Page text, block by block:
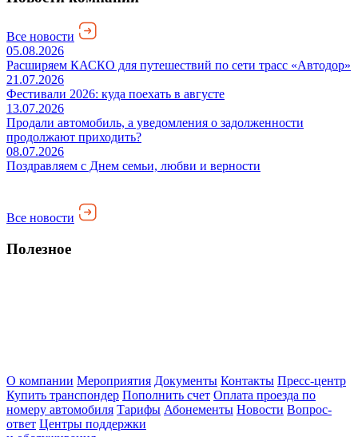
Все новости
05.08.2026
Расширяем КАСКО для путешествий по сети трасс «Автодор»
21.07.2026
Фестивали 2026: куда поехать в августе
13.07.2026
Продали автомобиль, а уведомления о задолженности
продолжают приходить?
08.07.2026
Поздравляем с Днем семьи, любви и верности
Все новости
Полезное
О компании Мероприятия Документы Контакты Пресс-центр
Купить транспондер Пополнить счет Оплата проезда по
номеру автомобиля Тарифы Абонементы Новости Вопрос-
ответ Центры поддержки